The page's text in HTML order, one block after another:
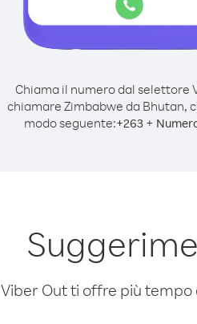
Chiama il numero dal selettore
chiamare Zimbabwe da Bhutan,
modo seguente:+263+
Viber Out ti offre più tempo